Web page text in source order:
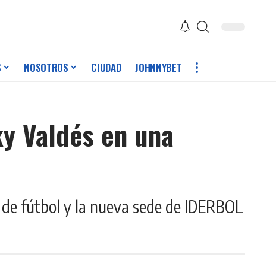
NOSOTROS CIUDAD JOHNNYBET
Valdés en una
fútbol y la nueva sede de IDERBOL